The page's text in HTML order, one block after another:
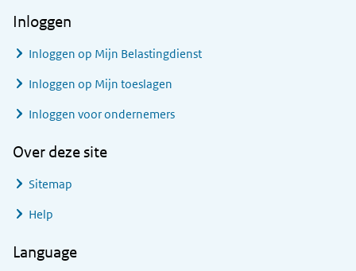
Inloggen
Inloggen op Mijn Belastingdienst
Inloggen op Mijn toeslagen
Inloggen voor ondernemers
Over deze site
Sitemap
Help
Language